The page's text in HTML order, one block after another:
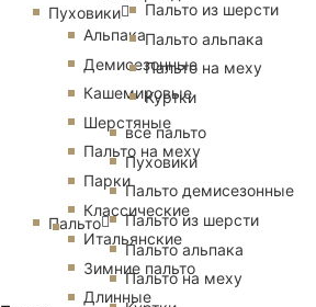
Альпака
Демисезонные
Кашемировые
Шерстяные
Пальто на меху
Парки
Классические
Итальянские
Зимние пальто
Длинные
Пуховики
Пальто из шерсти
Пальто альпака
Пальто на меху
Куртки
Пальто
все пальто
Пуховики
Пальто демисезонные
Пальто из шерсти
Пальто альпака
Пальто на меху